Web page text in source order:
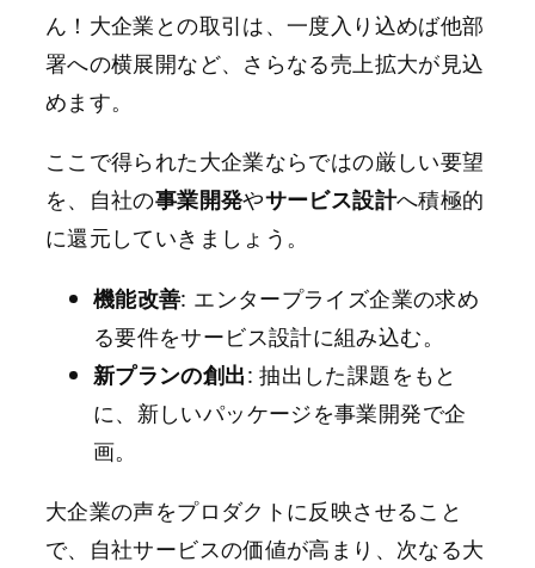
ん！大企業との取引は、一度入り込めば他部
署への横展開など、さらなる売上拡大が見込
めます。
ここで得られた大企業ならではの厳しい要望
を、自社の事業開発やサービス設計へ積極的
に還元していきましょう。
機能改善: エンタープライズ企業の求め
る要件をサービス設計に組み込む。
新プランの創出: 抽出した課題をもと
に、新しいパッケージを事業開発で企
画。
大企業の声をプロダクトに反映させること
で、自社サービスの価値が高まり、次なる大